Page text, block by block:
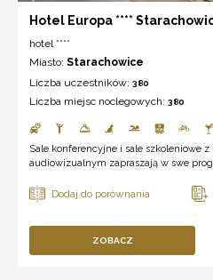
Hotel Europa ****
hotel ****
Miasto: Starachowice
Liczba uczestników: 380
Liczba miejsc noclegowych: 380
Sale konferencyjne i sale szkoleniowe
audiowizualnym zapraszają w swe
ZOBACZ